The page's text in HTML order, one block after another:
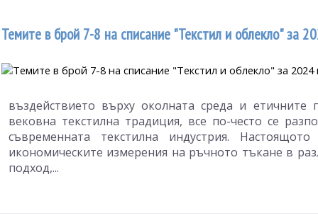
Темите в брой 7-8 на списание "Текстил и облекло" за
въздействието върху околната среда и
вековна текстилна традиция, все по-често се
съвременната текстилна индустрия.
икономическите измерения на ръчното тъкане в
подход,...